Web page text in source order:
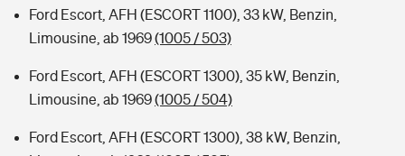
Ford Escort, AFH (ESCORT 1100), 33 kW, Benzin,
Limousine, ab 1969(1005 / 503)
Ford Escort, AFH (ESCORT 1300), 35 kW, Benzin,
Limousine, ab 1969(1005 / 504)
Ford Escort, AFH (ESCORT 1300), 38 kW, Benzin,